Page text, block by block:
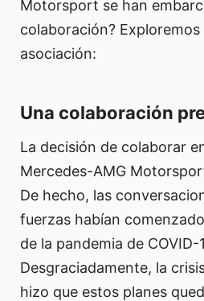
Motorsport se han
colaboración? Exploremos
asociación:
Una colaboración
La decisión de colaborar
Mercedes-AMG
De hecho, las
fuerzas habían
de la pandemia de COVID-
Desgraciadamente, la
hizo que estos planes